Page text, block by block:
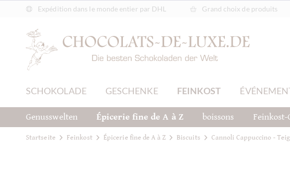
Expédition dans le monde entier par DHL Grand choix de produits
SCHOKOLADE GESCHENKE FEINKOST
Genusswelten Épicerie fine de A à Z boissons Feinkost-
Startseite Feinkost Épicerie fine de A à Z Biscuits Cannoli Cappuccino -